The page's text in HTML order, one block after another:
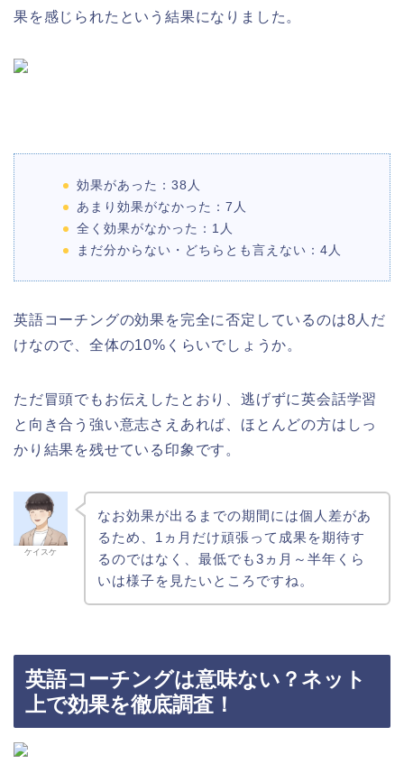
果を感じられたという結果になりました。
効果があった：38人
あまり効果がなかった：7人
全く効果がなかった：1人
まだ分からない・どちらとも言えない：4人
英語コーチングの効果を完全に否定しているのは8人だ
けなので、全体の10%くらいでしょうか。
ただ冒頭でもお伝えしたとおり、逃げずに英会話学習
と向き合う強い意志さえあれば、ほとんどの方はしっ
かり結果を残せている印象です。
ケイスケ
なお効果が出るまでの期間には個人差があ
るため、1ヵ月だけ頑張って成果を期待す
るのではなく、最低でも3ヵ月～半年くら
いは様子を見たいところですね。
英語コーチングは意味ない？ネット
上で効果を徹底調査！